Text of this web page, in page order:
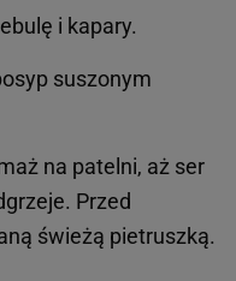
i kapary.
suszonym
na patelni, aż ser
Przed
świeżą pietruszką.